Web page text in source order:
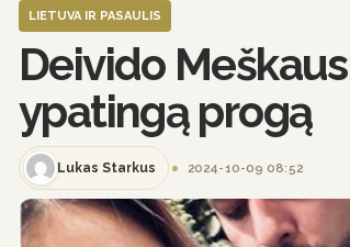
LIETUVA IR PASAULIS
Deivido
ypatingą progą
Lukas Starkus 2024-10-09 08:52